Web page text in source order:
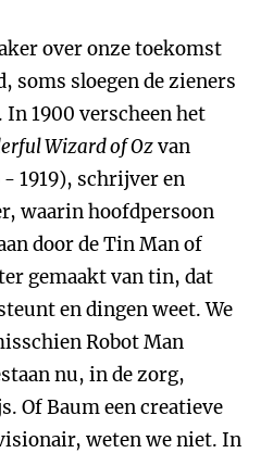
over onze toekomst
soms sloegen de zieners
1900 verscheen het
Wizard of Ozvan
1919), schrijver en
waarin hoofdpersoon
door de Tin Man of
gemaakt van tin, dat
en dingen weet. We
Robot Man
nu, in de zorg,
Of Baum een creatieve
weten we niet. In